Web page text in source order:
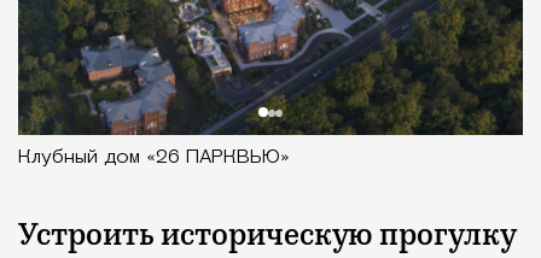
Клубный дом «26 ПАРКВЬЮ»
Устроить историческую прогулку